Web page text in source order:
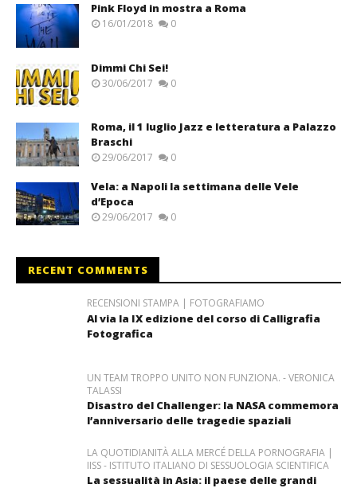
Pink Floyd in mostra a Roma
16/01/2018 0
Dimmi Chi Sei!
30/06/2017 0
Roma, il 1 luglio Jazz e letteratura a Palazzo
Braschi
29/06/2017 0
Vela: a Napoli la settimana delle Vele
d’Epoca
29/06/2017 0
RECENT COMMENTS
RECENSIONI STAMPA | FOTOGRAFIAMO
Al via la IX edizione del corso di Calligrafia
Fotografica
UN TEAM TROPPO UNITO NON FUNZIONA. - VERONICA
TALASSI
Disastro del Challenger: la NASA commemora
l’anniversario delle tragedie spaziali
LA QUOTIDIANITÀ ALLA MERCÉ DELLA PORNOGRAFIA |
IISS - ISTITUTO ITALIANO DI SESSUOLOGIA SCIENTIFICA
La sessualità in Asia: il paese delle grandi